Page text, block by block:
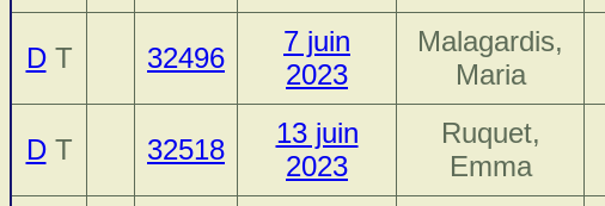
DT 32496
7 juin
2023
Malagardis,
Maria
DT 32518
13 juin
2023
Ruquet,
Emma